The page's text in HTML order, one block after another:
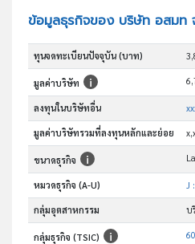
ข้อมูลธุรกิจของ บริษัท อสมท
ทุนจดทะเบียนปัจจุบัน (บาท)
มูลค่าบริษัท
ลงทุนในบริษัทอื่น
มูลค่าบริษัทรวมที่ลงทุนหลักและย่อย
ขนาดธุรกิจ
หมวดธุรกิจ (A-U) J
กลุ่มอุตสาหกรรม บ
กลุ่มธุรกิจ (TSIC)